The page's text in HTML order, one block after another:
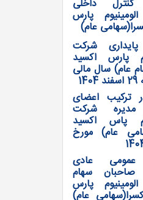
داخلی
پارس
عام)
شرکت
پارس اکسید
عام) سال مالی
ترکیب اعضای
شرکت
پاس اکسید
عام) مورخ
عادی
صاحبان سهام
پارس
عام)